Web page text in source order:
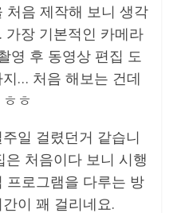
처음 제작해 보니 생각
가장 기본적인 카메라
영 후 동영상 편집 도
… 처음 해보는 건데
ㅎ
일 걸렸던거 같습니
처음이다 보니 시행
프로그램을 다루는 방
이 꽤 걸리네요.